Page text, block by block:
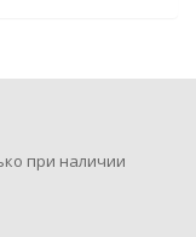
при наличии